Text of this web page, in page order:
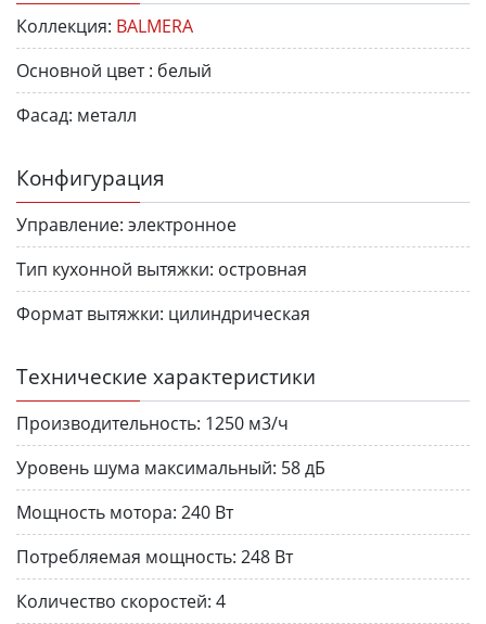
Коллекция: BALMERA
Основной цвет : белый
Фасад: металл
Конфигурация
Управление: электронное
Тип кухонной вытяжки: островная
Формат вытяжки: цилиндрическая
Технические характеристики
Производительность: 1250 м3/ч
Уровень шума максимальный: 58 дБ
Мощность мотора: 240 Вт
Потребляемая мощность: 248 Вт
Количество скоростей: 4